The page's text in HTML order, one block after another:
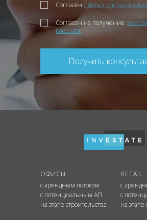
Согласен с польз. соглашением
Согласен на получение
рассылок
Получить
ОФИСЫ
с арендным потоком
с потенциальным АП
на этапе строительства
RETAIL
с
с
на этапе